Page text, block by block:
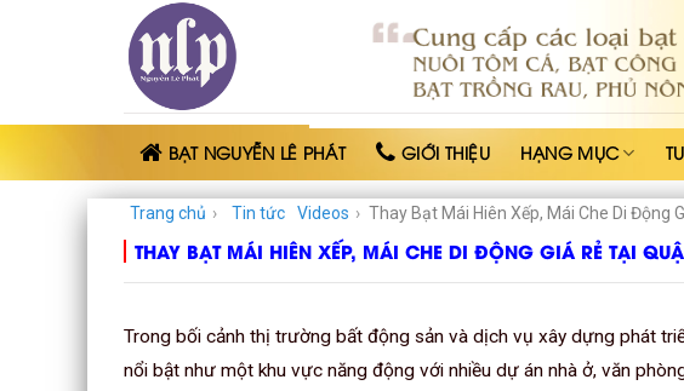
PHÁT
BẠT NGUYỄN LÊ PHÁT GIỚI THIỆU HẠNG MỤC
Trang chủ › Tin tức Videos › Thay Bạt Mái Hiên Xếp, Mái Che Di Động
THAY BẠT MÁI HIÊN XẾP, MÁI CHE DI ĐỘNG GIÁ RẺ TẠI
Trong bối cảnh thị trường bất động sản và dịch vụ xây dựng phát
nổi bật như một khu vực năng động với nhiều dự án nhà ở, văn